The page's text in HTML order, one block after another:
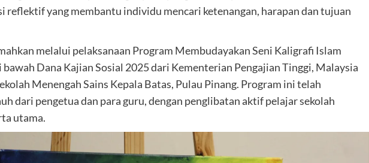
reflektif yang membantu individu mencari ketenangan, harapan dan tujuan
melalui pelaksanaan Program Membudayakan Seni Kaligrafi Islam
Dana Kajian Sosial 2025 dari Kementerian Pengajian Tinggi, Malaysia
Menengah Sains Kepala Batas, Pulau Pinang. Program ini telah
dari pengetua dan para guru, dengan penglibatan aktif pelajar sekolah
utama.